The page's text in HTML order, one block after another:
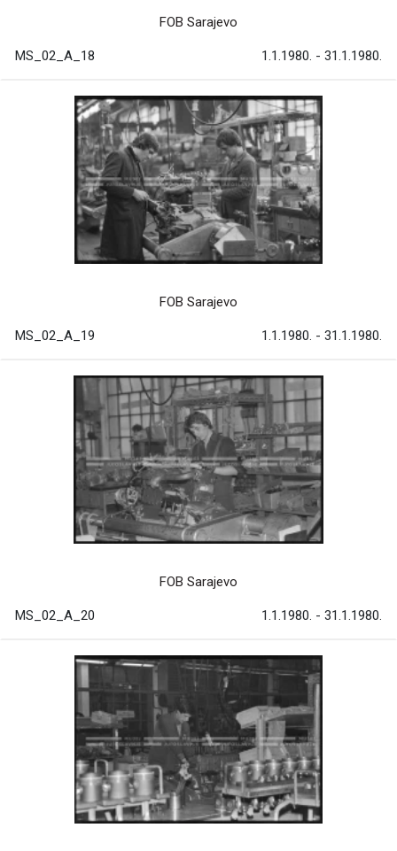
FOB Sarajevo
MS_02_A_18 1.1.1980. - 31.1.1980.
FOB Sarajevo
MS_02_A_19 1.1.1980. - 31.1.1980.
FOB Sarajevo
MS_02_A_20 1.1.1980. - 31.1.1980.